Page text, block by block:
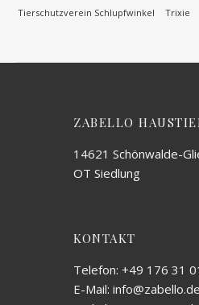
Tierschutzverein Schlupfwinkel Trixie
ZABELLO
14621 Schönwalde-
OT Siedlung
KONTAKT
Telefon: +49 176 31
E-Mail: info@zabello.de